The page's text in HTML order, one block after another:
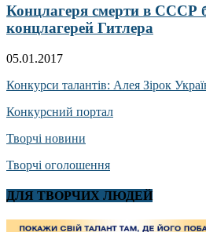
Концлагеря смерти в СССР
концлагерей Гитлера
05.01.2017
Конкурси талантів: Алея Зірок
Конкурсний портал
Творчі новини
Творчі оголошення
ДЛЯ ТВОРЧИХ ЛЮДЕЙ